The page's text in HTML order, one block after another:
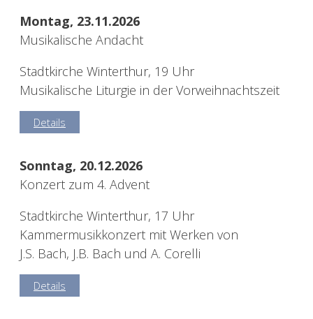
Montag, 23.11.2026
Musikalische Andacht
Stadtkirche Winterthur, 19 Uhr
Musikalische Liturgie in der Vorweihnachtszeit
Details
Sonntag, 20.12.2026
Konzert zum 4. Advent
Stadtkirche Winterthur, 17 Uhr
Kammermusikkonzert mit Werken von
J.S. Bach, J.B. Bach und A. Corelli
Details